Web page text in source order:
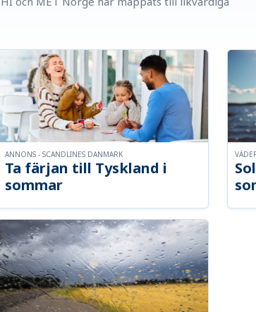
Ta färjan till Tyskland i
sommar
ANNONS - SCANDLINES DANMARK